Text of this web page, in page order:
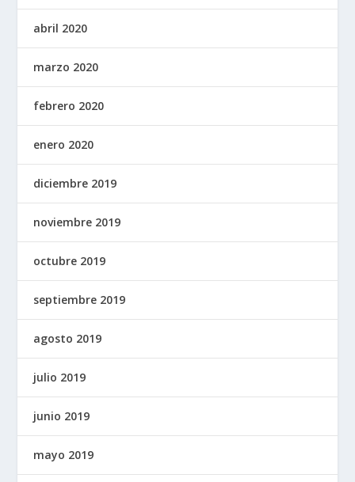
abril 2020
marzo 2020
febrero 2020
enero 2020
diciembre 2019
noviembre 2019
octubre 2019
septiembre 2019
agosto 2019
julio 2019
junio 2019
mayo 2019